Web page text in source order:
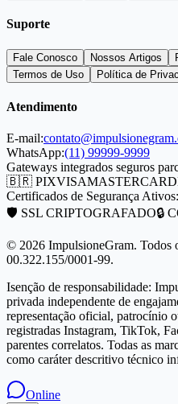
Suporte
Fale Conosco Nossos Artigos
Termos de Uso
Política de
Atendimento
E-mail:
WhatsApp:(11) 99999-9999
Gateways integrados seguros
🇧🇷 PIXVISAMASTERCARD
Certificados de Segurança Ativos:
🛡️ SSL CRIPTOGRAFADO🔒
© 2026 ImpulsioneGram. Todos
00.322.155/0001-99.
Isenção de responsabilidade:
privada independente de
representação oficial, patrocínio
registradas Instagram, TikTok,
parentes correlatos. Todas as
como caráter descritivo técnico
Online